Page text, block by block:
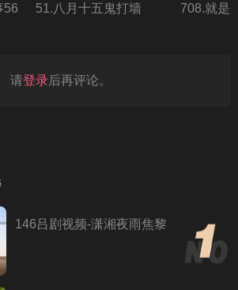
56 51.八月十五鬼打墙 708.就是
请登录后再评论。
146吕剧视频-潇湘夜雨焦黎